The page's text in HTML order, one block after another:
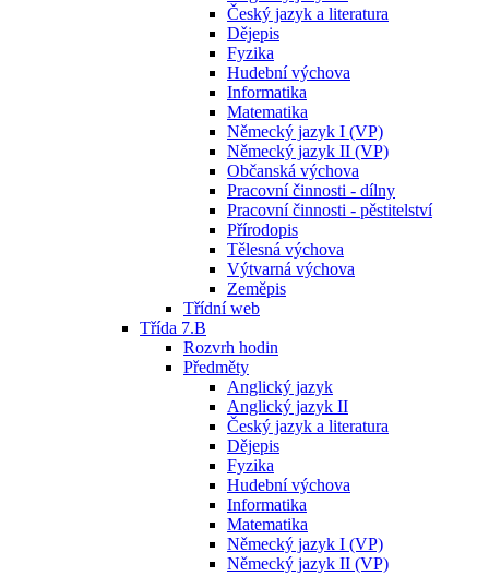
Český jazyk a literatura
Dějepis
Fyzika
Hudební výchova
Informatika
Matematika
Německý jazyk I (VP)
Německý jazyk II (VP)
Občanská výchova
Pracovní činnosti - dílny
Pracovní činnosti - pěstitelství
Přírodopis
Tělesná výchova
Výtvarná výchova
Zeměpis
Třídní web
Třída 7.B
Rozvrh hodin
Předměty
Anglický jazyk
Anglický jazyk II
Český jazyk a literatura
Dějepis
Fyzika
Hudební výchova
Informatika
Matematika
Německý jazyk I (VP)
Německý jazyk II (VP)